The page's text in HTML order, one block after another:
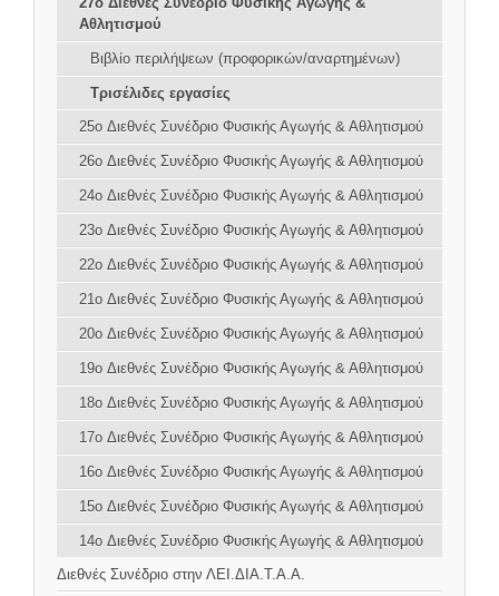
Αθλητισμού
Βιβλίο περιλήψεων (προφορικών/αναρτημένων)
Τρισέλιδες εργασίες
25o Διεθνές Συνέδριο Φυσικής Αγωγής & Αθλητισμού
26o Διεθνές Συνέδριο Φυσικής Αγωγής & Αθλητισμού
24o Διεθνές Συνέδριο Φυσικής Αγωγής & Αθλητισμού
23o Διεθνές Συνέδριο Φυσικής Αγωγής & Αθλητισμού
22o Διεθνές Συνέδριο Φυσικής Αγωγής & Αθλητισμού
21o Διεθνές Συνέδριο Φυσικής Αγωγής & Αθλητισμού
20o Διεθνές Συνέδριο Φυσικής Αγωγής & Αθλητισμού
19o Διεθνές Συνέδριο Φυσικής Αγωγής & Αθλητισμού
18o Διεθνές Συνέδριο Φυσικής Αγωγής & Αθλητισμού
17o Διεθνές Συνέδριο Φυσικής Αγωγής & Αθλητισμού
16o Διεθνές Συνέδριο Φυσικής Αγωγής & Αθλητισμού
15o Διεθνές Συνέδριο Φυσικής Αγωγής & Αθλητισμού
14o Διεθνές Συνέδριο Φυσικής Αγωγής & Αθλητισμού
Διεθνές Συνέδριο στην ΛΕΙ.ΔΙΑ.Τ.Α.Α.